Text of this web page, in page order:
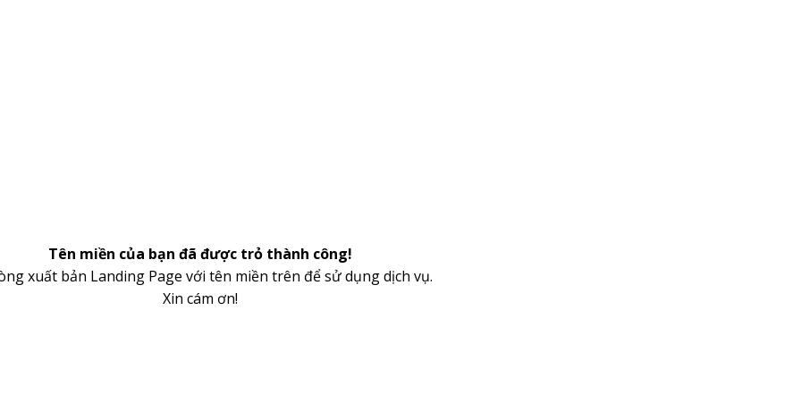
Tên miền của bạn đã được trỏ thành công!
xuất bản Landing Page với tên miền trên để sử dụng dịch vụ.
Xin cám ơn!